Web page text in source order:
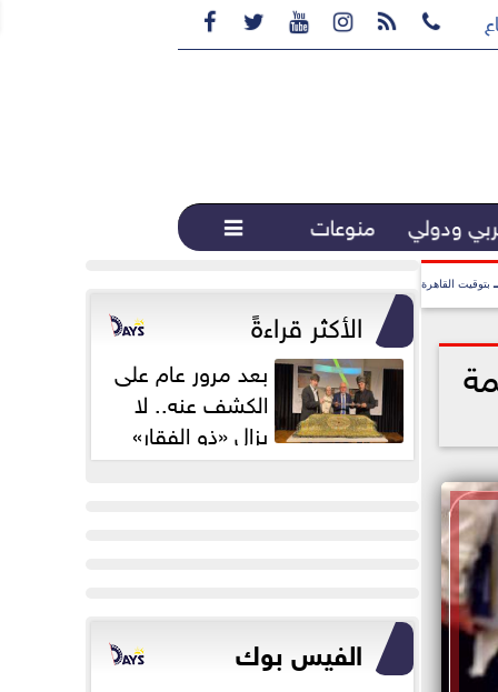
     
القهوة المختصة...
ودولي منوعات 
بتوقيت القاهرة
الأكثر قراءةً
بعد مرور عام على
الكشف عنه.. لا
يزال «ذو الفقار»
محور اهتمام...
الفيس بوك